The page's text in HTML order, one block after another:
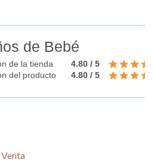
de Bebé
de la tienda
4.80 / 5
del producto
4.80 / 5